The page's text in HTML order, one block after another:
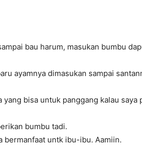
bau harum, masukan bumbu
ayamnya dimasukan sampai
yang bisa untuk panggang kalau saya
bumbu tadi.
bermanfaat untk ibu-ibu. Aamiin.